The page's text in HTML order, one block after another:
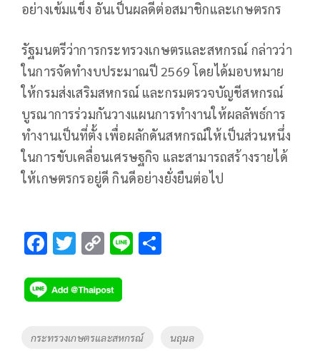
อย่างเข้มแข็ง อันเป็นผลดีต่อสมาชิกและเกษตรกร
รัฐมนตรีว่าการกระทรวงเกษตรและสหกรณ์ กล่าวว่า
ในการจัดทำงบประมาณปี 2569 โดยได้มอบหมาย
ให้กรมส่งเสริมสหกรณ์ และกรมตรวจบัญชีสหกรณ์
บูรณาการร่วมกันวางแผนการทำงานให้ผลลัพธ์การ
ทำงานเป็นที่ตั้ง เพื่อผลักดันสหกรณ์ให้เป็นส่วนหนึ่ง
ในการขับเคลื่อนเศรษฐกิจ และสามารถสร้างรายได้
ให้เกษตรกรอยู่ดี กินดีอย่างยั่งยืนต่อไป
F
e
b
o
T
tt
er
C
p
y
Li
Li
Tags
กระทรวงเกษตรและสหกรณ์ นฤมล